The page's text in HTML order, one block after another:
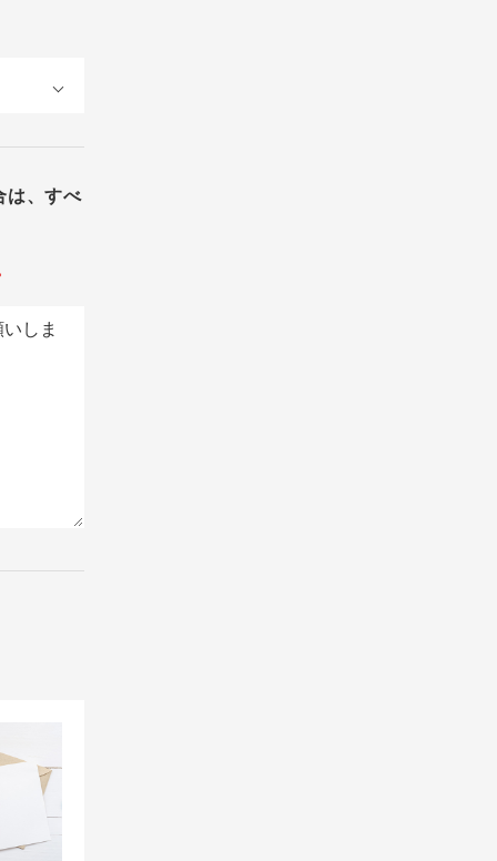
は、すべ